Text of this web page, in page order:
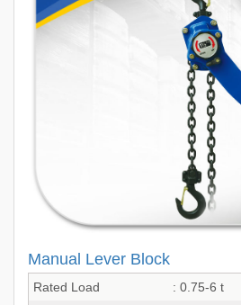
Manual Lever Block
Rated Load
: 0.75-6 t